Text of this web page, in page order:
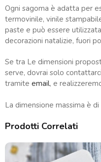
Ogni sagoma è adatta per
termovinile, vinile
paste e può essere
decorazioni natalizie, fuori
Se tra Le dimensioni
serve, dovrai solo
tramite email, e
La dimensione massima è
Prodotti Correlati